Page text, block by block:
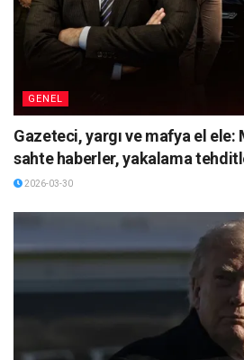
GENEL
Gazeteci, yargı ve mafya el
sahte haberler, yakalama
2026-03-30